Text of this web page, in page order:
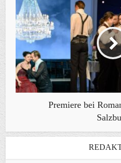
Premiere bei